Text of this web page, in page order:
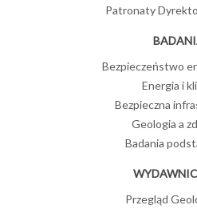
Patronaty
Bezpieczeństwo
Energia i
Bezpieczna
Geologia a
Badania
Przegląd